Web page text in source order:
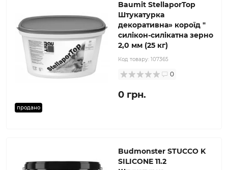
продано
Baumit StellaporTop
Штукатурка
декоративна» короїд "
силікон-силікатна зерно
2,0 мм (25 кг)
Код товару: 107365
0
0 грн.
Budmonster STUCCO K
SILICONE 11.2